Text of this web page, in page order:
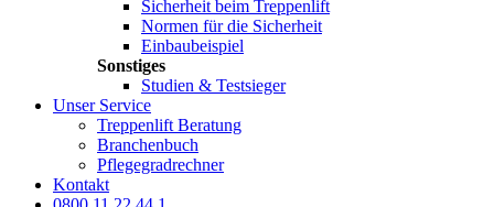
Sicherheit beim Treppenlift
Normen für die Sicherheit
Einbaubeispiel
Sonstiges
Studien & Testsieger
Unser Service
Treppenlift Beratung
Branchenbuch
Pflegegradrechner
Kontakt